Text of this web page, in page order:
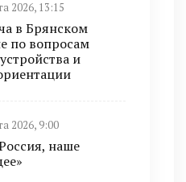
2026, 13:15
в Брянском
по вопросам
и
2026, 9:00
наше